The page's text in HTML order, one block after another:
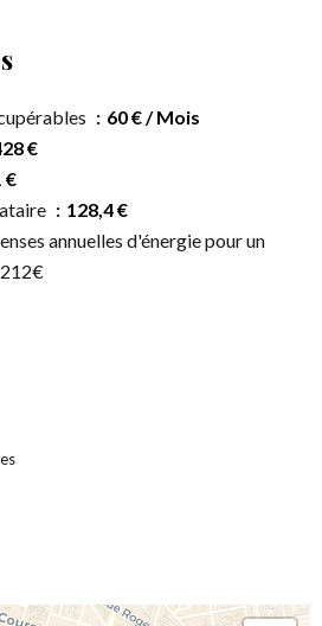
60 € / Mois
€
€
128,4 €
annuelles d'énergie pour un